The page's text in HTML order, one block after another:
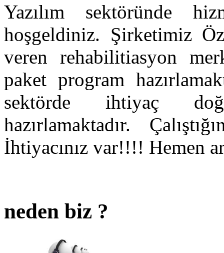
Yazılım sektöründe
hoşgeldiniz. Şirketimiz
veren rehabilitiasyon
paket program
sektörde ihtiyaç
hazırlamaktadır.
İhtiyacınız var!!!! Hemen
neden biz ?